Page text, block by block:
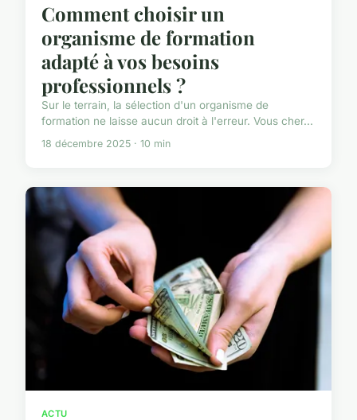
Comment choisir un
organisme de formation
adapté à vos besoins
professionnels ?
Sur le terrain, la sélection d'un organisme de
formation ne laisse aucun droit à l'erreur. Vous cher...
18 décembre 2025 · 10 min
ACTU